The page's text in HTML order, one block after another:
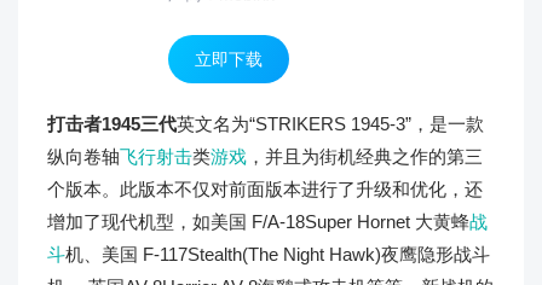
立即下载
打击者1945三代英文名为“STRIKERS 1945-3”，是一款
纵向卷轴飞行射击类游戏 ，并且为街机经典之作的第三
个版本。此版本不仅对前面版本进行了升级和优化，还
增加了现代机型，如美国 F/A-18Super Hornet 大黄蜂战
斗机、美国 F-117Stealth(The Night Hawk)夜鹰隐形战斗